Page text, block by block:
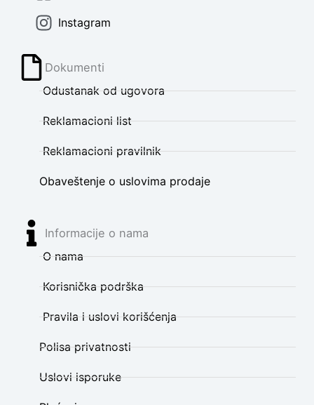
Instagram
Dokumenti
Odustanak od ugovora
Reklamacioni list
Reklamacioni pravilnik
Obaveštenje o uslovima prodaje
Informacije o nama
O nama
Korisnička podrška
Pravila i uslovi korišćenja
Polisa privatnosti
Uslovi isporuke